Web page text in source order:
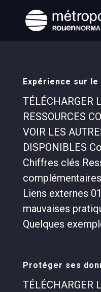
Expérience sur
TÉLÉCHARGER
RESSOURCES
VOIR LES
DISPONIBLES
Chiffres clés
Liens externes
mauvaises
Quelques
Protéger ses
TÉLÉCHARGER